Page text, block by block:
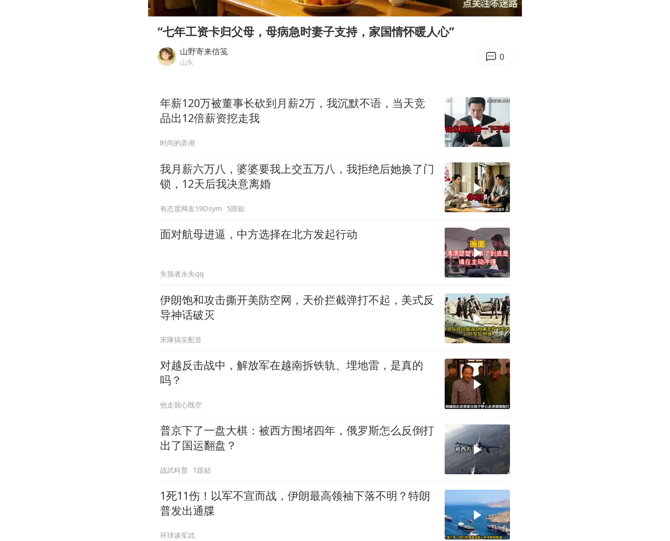
“新疆阿勒泰八月能滑雪”不实
福建泉州市委书记张毅恭被查
公司“上四休三”但要降薪1000元
东方之约 相约未来
24:16
“七年工资卡归父母，母病急时妻子支持，家国情怀暖人心”
山野寄来信笺
山东 0
年薪120万被董事长砍到月薪2万，我沉默不语，当天竞
品出12倍薪资挖走我
时尚的弄潮
我月薪六万八，婆婆要我上交五万八，我拒绝后她换了门
锁，12天后我决意离婚
有态度网友19Dsym 5跟贴
面对航母进逼，中方选择在北方发起行动
失我者永失qq
伊朗饱和攻击撕开美防空网，天价拦截弹打不起，美式反
导神话破灭
宋隊搞笑配音
对越反击战中，解放军在越南拆铁轨、埋地雷，是真的
吗？
他走我心既空
普京下了一盘大棋：被西方围堵四年，俄罗斯怎么反倒打
出了国运翻盘？
战武科普 1跟贴
1死11伤！以军不宣而战，伊朗最高领袖下落不明？特朗
普发出通牒
环球谈军武